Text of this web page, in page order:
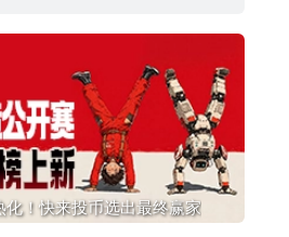
化！快来投币选出最终赢家